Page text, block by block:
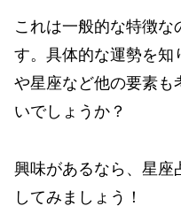
これは一般的な特徴な
す。具体的な運勢を知
や星座など他の要素も
いでしょうか？
興味があるなら、星座
してみましょう！